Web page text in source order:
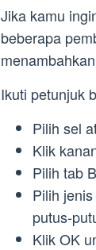
Jika kamu
beberapa
Ikuti petunjuk
Pilih sel
Klik
Pilih tab
Pilih
putus-
Klik OK